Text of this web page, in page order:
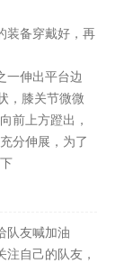
装备穿戴好，再
一伸出平台边
，膝关节微微
前上方蹬出，
分伸展，为了
队友喊加油
自己的队友，